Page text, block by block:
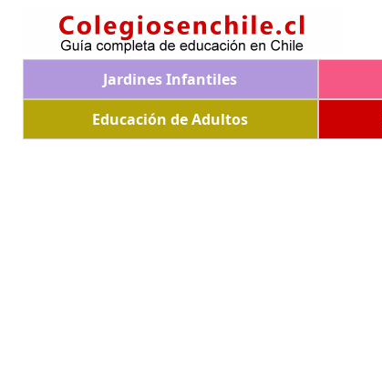
Jardines Infantiles
Educación de Adultos